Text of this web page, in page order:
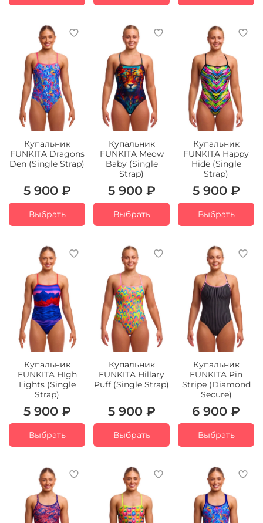
Купальник
FUNKITA Dragons
Den (Single Strap)
5 900 ₽
Выбрать
Купальник
FUNKITA Meow
Baby (Single
Strap)
5 900 ₽
Выбрать
Купальник
FUNKITA Happy
Hide (Single
Strap)
5 900 ₽
Выбрать
Купальник
FUNKITA HIgh
Lights (Single
Strap)
5 900 ₽
Выбрать
Купальник
FUNKITA Hillary
Puff (Single Strap)
5 900 ₽
Выбрать
Купальник
FUNKITA Pin
Stripe (Diamond
Secure)
6 900 ₽
Выбрать